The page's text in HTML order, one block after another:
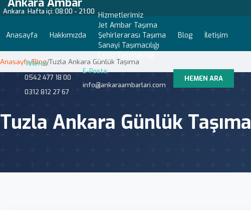
Ankara Hafta içi: 08:00 - 21:00
Anasayfa Hakkımızda
Hizmetlerimiz
Jet Ambar Taşıma
Şehirlerarası Taşıma
Sanayi Taşımacılığı
Blog İletişim
Telefon:
0542 477 18 00
0312 812 27 67
E-Posta:
info@ankaraambarlari.com
HEMEN ARA
Anasayfa/Blog/Tuzla Ankara Günlük Taşıma
Tuzla Ankara Günlük Taşıma